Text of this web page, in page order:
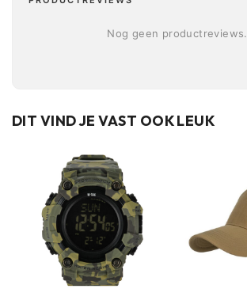
Nog geen productreviews.
DIT VIND JE VAST OOK LEUK